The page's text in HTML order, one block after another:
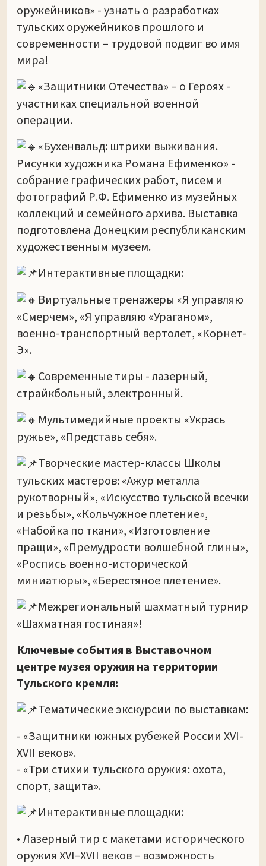
оружейников» - узнать о разработках
тульских оружейников прошлого и
современности – трудовой подвиг во имя
мира!
«Защитники Отечества» – о Героях -
участниках специальной военной
операции.
«Бухенвальд: штрихи выживания.
Рисунки художника Романа Ефименко» -
собрание графических работ, писем и
фотографий Р.Ф. Ефименко из музейных
коллекций и семейного архива. Выставка
подготовлена Донецким республиканским
художественным музеем.
Интерактивные площадки:
Виртуальные тренажеры «Я управляю
«Смерчем», «Я управляю «Ураганом»,
военно-транспортный вертолет, «Корнет-
Э».
Современные тиры - лазерный,
страйкбольный, электронный.
Мультимедийные проекты «Укрась
ружье», «Представь себя».
Творческие мастер-классы Школы
тульских мастеров: «Ажур металла
рукотворный», «Искусство тульской всечки
и резьбы», «Кольчужное плетение»,
«Набойка по ткани», «Изготовление
пращи», «Премудрости волшебной глины»,
«Роспись военно-исторической
миниатюры», «Берестяное плетение».
Межрегиональный шахматный турнир
«Шахматная гостиная»!
Ключевые события в Выставочном
центре музея оружия на территории
Тульского кремля:
Тематические экскурсии по выставкам:
- «Защитники южных рубежей России XVI-
XVII веков».
- «Три стихии тульского оружия: охота,
спорт, защита».
Интерактивные площадки:
• Лазерный тир с макетами исторического
оружия XVI–XVII веков – возможность